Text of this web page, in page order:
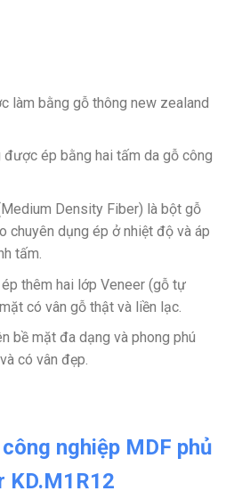
làm bằng gỗ thông new zealand
được ép bằng hai tấm da gỗ công
Density Fiber) là bột gỗ
chuyên dụng ép ở nhiệt độ và áp
tấm.
thêm hai lớp Veneer (gỗ tự
có vân gỗ thật và liền lạc.
bề mặt đa dạng và phong phú
có vân đẹp.
nghiệp MDF phủ
KD.M1R12